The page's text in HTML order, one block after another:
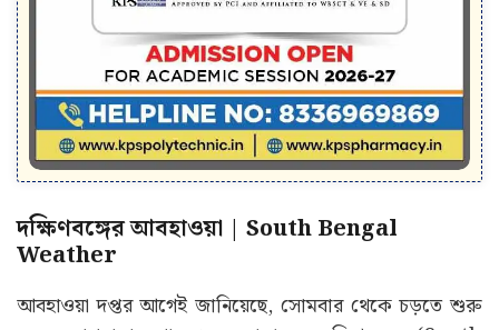
দক্ষিণবঙ্গের আবহাওয়া | South Bengal
Weather
আবহাওয়া দপ্তর আগেই জানিয়েছে, সোমবার থেকে চড়তে শুরু